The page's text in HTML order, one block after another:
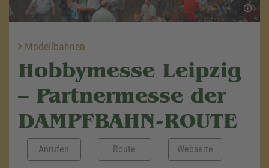
Modellbahnen
Hobbymesse Leipzig
– Partnermesse der
DAMPFBAHN-ROUTE
Anrufen Route Webseite